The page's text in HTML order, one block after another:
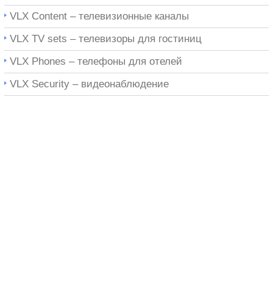
VLX Content – телевизионные каналы
VLX TV sets – телевизоры для гостиниц
VLX Phones – телефоны для отелей
VLX Security – видеонаблюдение